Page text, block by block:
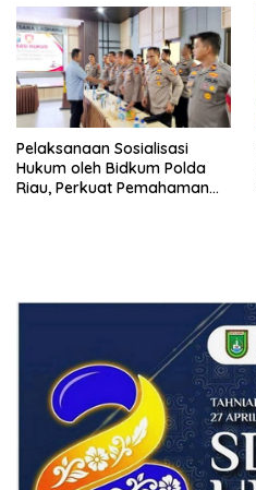
RI
Pelaksanaan Sosialisasi
Hukum oleh Bidkum Polda
Riau, Perkuat Pemahaman